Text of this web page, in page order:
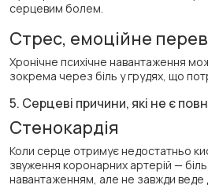
серцевим болем.
Стрес, емоційне
Хронічне психічне навантаження
зокрема через біль у грудях, що
5. Серцеві причини, які не є
Стенокардія
Коли серце отримує недостатньо
звуження коронарних артерій —
навантаженням, але не завжди веде